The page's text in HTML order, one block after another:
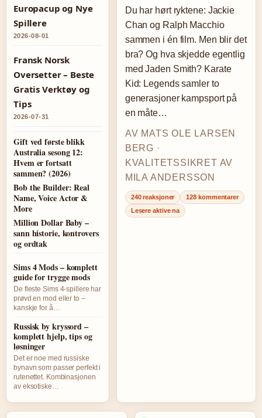
Du har hørt ryktene: Jackie
Chan og Ralph Macchio
sammen i én film. Men blir det
bra? Og hva skjedde egentlig
med Jaden Smith? Karate
Kid: Legends samler to
generasjoner kampsport på
en måte…
AV MATS OLE LARSEN
BERG ·
KVALITETSSIKRET AV
MILA ANDERSSON
240 reaksjoner
128 kommentarer
Lesere aktive na
Europacup og Nye
Spillere
2026-08-01
Fransk Norsk
Oversetter – Beste
Gratis Verktøy og
Tips
2026-07-31
Gift ved første blikk
Australia sesong 12:
Hvem er fortsatt
sammen? (2026)
Bob the Builder: Real
Name, Voice Actor &
More
Million Dollar Baby –
sann historie, kontrovers
og ordtak
Sims 4 Mods – komplett
guide for trygge mods
De fleste Sims 4-spillere har
prøvd en mod eller to –
kanskje for å…
Russisk by kryssord –
komplett hjelp, tips og
løsninger
Det er noe med russiske
bynavn som passer perfekt i
rutenettet. Kombinasjonen
av eksotiske…